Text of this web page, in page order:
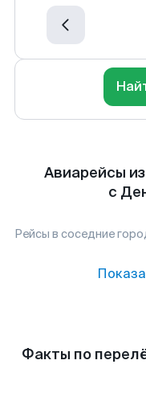
Авиарейсы
с
Рейсы в соседние
Факты по